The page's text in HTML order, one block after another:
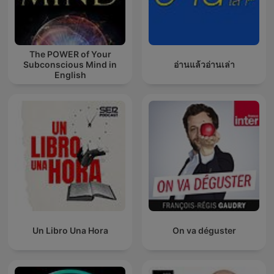
The POWER of Your
Subconscious Mind in
English
อ่านแล้วอ่านเล่า
Un Libro Una Hora On va déguster